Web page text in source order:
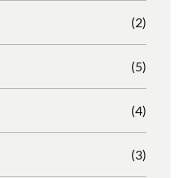
(2)
(5)
(4)
(3)